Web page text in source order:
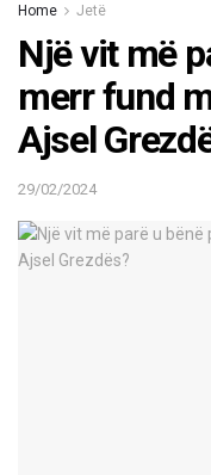
Home Jetë
Një vit më
merr fund
Ajsel
29/02/2024